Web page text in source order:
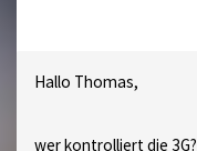
Hallo Thomas,
wer kontrolliert die 3G?